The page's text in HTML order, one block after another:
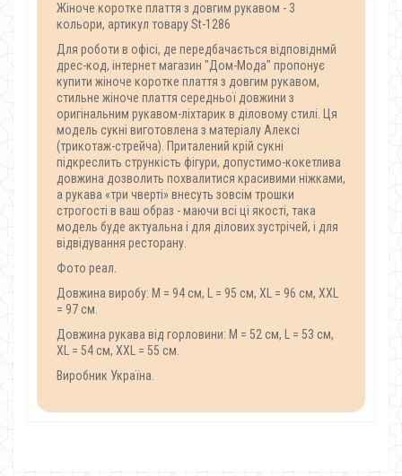
Жіноче коротке плаття з довгим рукавом - 3
кольори, артикул товару St-1286
Для роботи в офісі, де передбачається відповіднмй
дрес-код, інтернет магазин "Дом-Мода" пропонує
купити жіноче коротке плаття з довгим рукавом,
стильне жіноче плаття середньої довжини з
оригінальним рукавом-ліхтарик в діловому стилі. Ця
модель сукні виготовлена ​​з матеріалу Алексі
(трикотаж-стрейча). Приталений крій сукні
підкреслить стрункість фігури, допустимо-кокетлива
довжина дозволить похвалитися красивими ніжками,
а рукава «три чверті» внесуть зовсім трошки
строгості в ваш образ - маючи всі ці якості, така
модель буде актуальна і для ділових зустрічей, і для
відвідування ресторану.
Фото реал.
Довжина виробу: М = 94 см, L = 95 см, XL = 96 см, XХL
= 97 см.
Довжина рукава від горловини: M = 52 см, L = 53 см,
XL = 54 см, XХL = 55 см.
Виробник Україна.